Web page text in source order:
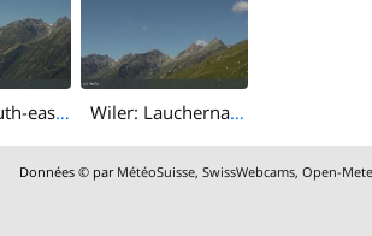
Wiler › South-east: Lauchernalp - Bergstation Luftseilbahn - Lauchernalp, Faldumalp Wiler: Lauchernalp - Lauchernalp-Stafel, Waldärra-National
Données © par MétéoSuisse,SwissWebcams,Open-